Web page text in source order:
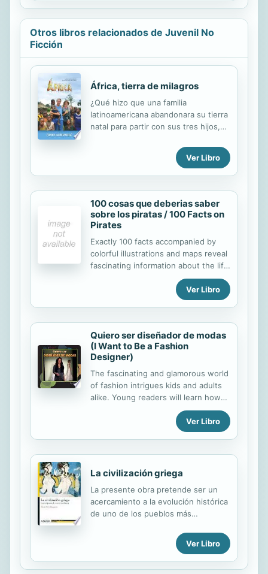
Otros libros relacionados de Juvenil No
Ficción
África, tierra de milagros
¿Qué hizo que una familia
latinoamericana abandonara su tierra
natal para partir con sus tres hijos,
tierras del continente africano? Siga
las peripecias y aventuras de la
familia Jacobi Mangold durante
el Hospital de Leprosos de Masanga,
Sierra Leona; el Hospital Scheer
Memorial en Nepal, al norte de la
Yuka, Zambia. Comparta su período
de adaptación a una vida sin
electricidad, televisión ni otras
comodidades básicas, y su angustia
al sufrir un ataque al hospital por
fuerzas...
Ver Libro
100 cosas que deberias saber
sobre los piratas / 100 Facts on
Pirates
Exactly 100 facts accompanied by
colorful illustrations and maps reveal
fascinating information about the life
Ver Libro
Quiero ser diseñador de modas
(I Want to Be a Fashion
Designer)
The fascinating and glamorous world
of fashion intrigues kids and adults
alike. Young readers will learn how
their favorite designers relied on
hard work and talent to become the
superstars they are today.
Ver Libro
La civilización griega
La presente obra pretende ser un
acercamiento a la evolución histórica
de uno de los pueblos más
Antigüedad. Entre los griegos
nacieron la filosofía, el teatro, la
historia como ciencia, el sistema
Ver Libro